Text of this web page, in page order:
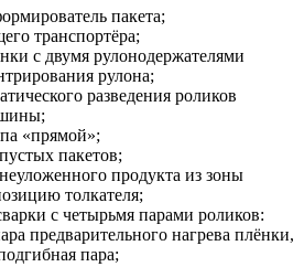
пакета;
транспортёра;
с двумя рулонодержателями
рулона;
разведения роликов
«прямой»;
пакетов;
продукта из зоны
толкателя;
с четырьмя парами роликов:
предварительного нагрева плёнки,
пара;